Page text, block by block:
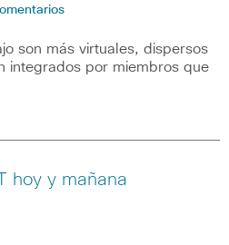
son más virtuales, dispersos
integrados por miembros que
hoy y mañana